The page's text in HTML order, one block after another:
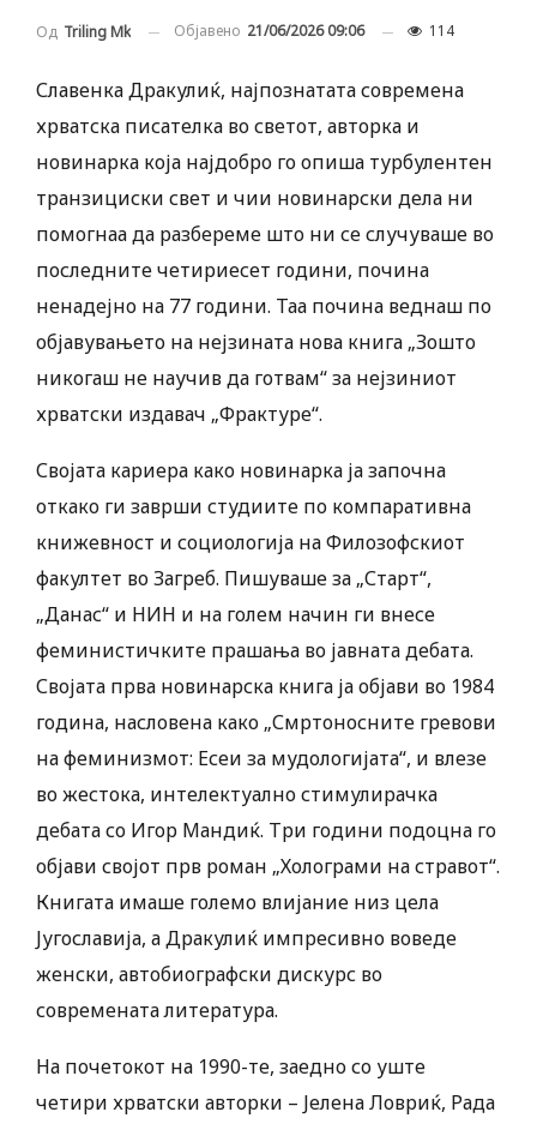
Од Triling Mk Објавено 21/06/2026 09:06 114
Славенка Дракулиќ, најпознатата современа
хрватска писателка во светот, авторка и
новинарка која најдобро го опиша турбулентен
транзициски свет и чии новинарски дела ни
помогнаа да разбереме што ни се случуваше во
последните четириесет години, почина
ненадејно на 77 години. Таа почина веднаш по
објавувањето на нејзината нова книга „Зошто
никогаш не научив да готвам“ за нејзиниот
хрватски издавач „Фрактуре“.
Својата кариера како новинарка ја започна
откако ги заврши студиите по компаративна
книжевност и социологија на Филозофскиот
факултет во Загреб. Пишуваше за „Старт“,
„Данас“ и НИН и на голем начин ги внесе
феминистичките прашања во јавната дебата.
Својата прва новинарска книга ја објави во 1984
година, насловена како „Смртоносните гревови
на феминизмот: Есеи за мудологијата“, и влезе
во жестока, интелектуално стимулирачка
дебата со Игор Мандиќ. Три години подоцна го
објави својот прв роман „Холограми на стравот“.
Книгата имаше големо влијание низ цела
Југославија, а Дракулиќ импресивно воведе
женски, автобиографски дискурс во
современата литература.
На почетокот на 1990-те, заедно со уште
четири хрватски авторки – Јелена Ловриќ, Рада